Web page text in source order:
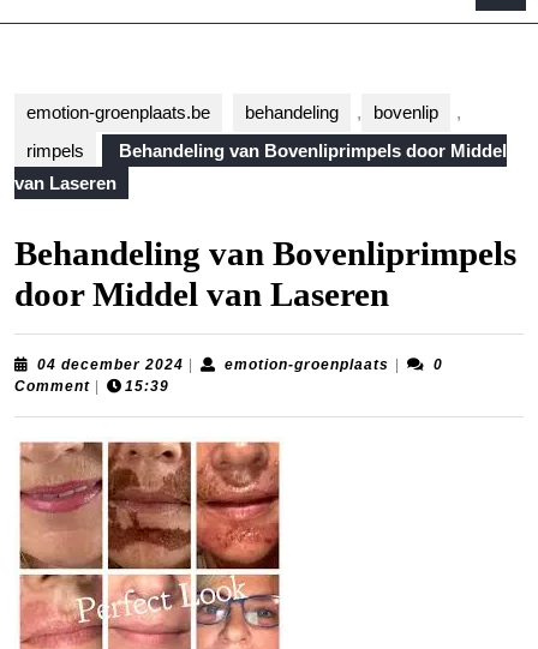
emotion-groenplaats.be behandeling , bovenlip
,
rimpels
Behandeling van Bovenliprimpels door Middel
van Laseren
Behandeling van Bovenliprimpels
door Middel van Laseren
04 december 2024 04
emotion-groenplaats emotion-
0
Comment
15:39